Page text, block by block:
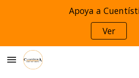
Skip to main content
Apoya a
Ver